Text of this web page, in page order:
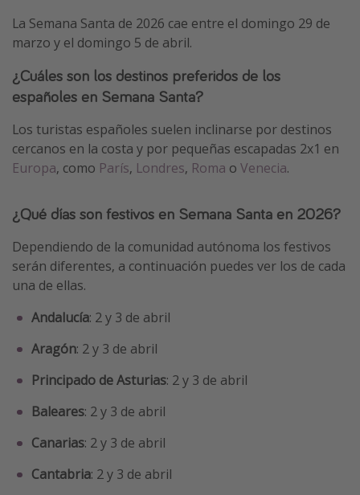
La Semana Santa de 2026 cae entre el domingo 29 de
marzo y el domingo 5 de abril.
¿Cuáles son los destinos preferidos de los
españoles en Semana Santa?
Los turistas españoles suelen inclinarse por destinos
cercanos en la costa y por pequeñas escapadas 2x1 en
Europa, como París, Londres, Roma o Venecia.
¿Qué días son festivos en Semana Santa en 2026?
Dependiendo de la comunidad autónoma los festivos
serán diferentes, a continuación puedes ver los de cada
una de ellas.
Andalucía: 2 y 3 de abril
Aragón: 2 y 3 de abril
Principado de Asturias: 2 y 3 de abril
Baleares: 2 y 3 de abril
Canarias: 2 y 3 de abril
Cantabria: 2 y 3 de abril